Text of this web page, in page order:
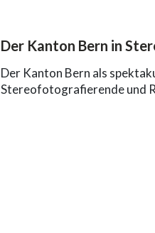
Der Kanton Bern in
Der Kanton Bern als
Stereofotografierende und